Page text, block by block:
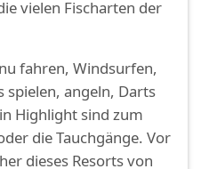
vielen Fischarten der
fahren, Windsurfen,
spielen, angeln, Darts
Highlight sind zum
die Tauchgänge. Vor
dieses Resorts von